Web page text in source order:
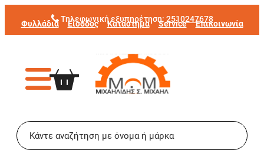
Μετάβαση
στο
Τηλεφωνική εξυπηρέτηση: 2510247678
Φυλλάδια Είσοδος Κατάστημα Service Επικοινωνία